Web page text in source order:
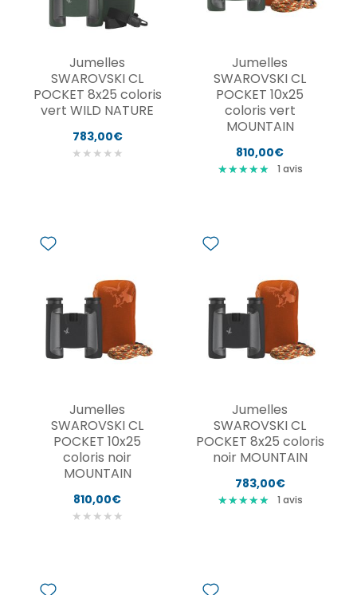
Jumelles
SWAROVSKI CL
POCKET 8x25 coloris
vert WILD NATURE
783,00€
★ ★ ★ ★ ★
Jumelles
SWAROVSKI CL
POCKET 10x25
coloris vert
MOUNTAIN
810,00€
★★★★★
★★★★★ 1 avis
Jumelles
SWAROVSKI CL
POCKET 10x25
coloris noir
MOUNTAIN
810,00€
★ ★ ★ ★ ★
Jumelles
SWAROVSKI CL
POCKET 8x25 coloris
noir MOUNTAIN
783,00€
★★★★★
★★★★★ 1 avis